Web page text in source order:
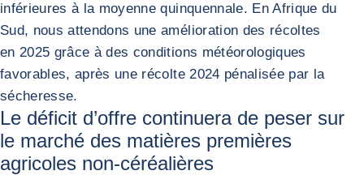
inférieures à la moyenne quinquennale. En Afrique du
Sud, nous attendons une amélioration des récoltes
en 2025 grâce à des conditions météorologiques
favorables, après une récolte 2024 pénalisée par la
sécheresse.
Le déficit d’offre continuera de peser sur
le marché des matières premières
agricoles non-céréalières